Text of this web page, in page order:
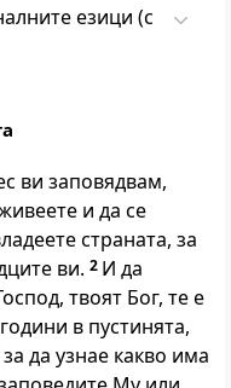
езици (с
ви заповядвам,
и да се
страната, за
ви. 2 И да
твоят Бог, те е
в пустинята,
да узнае какво има